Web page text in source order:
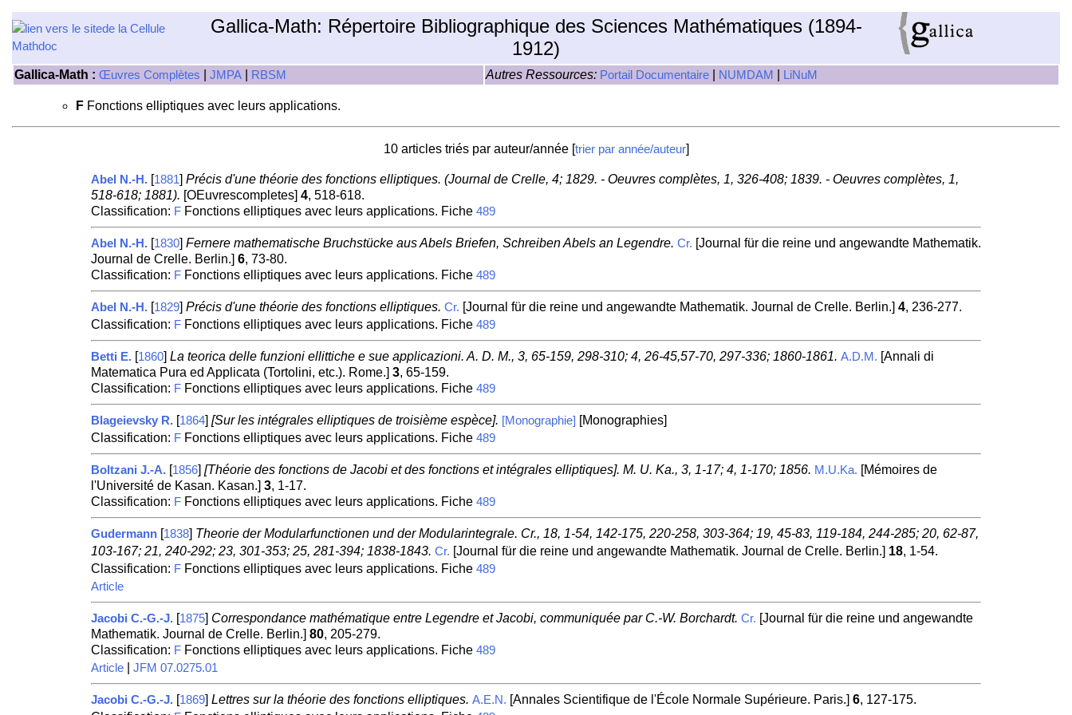
Gallica-Math: Répertoire Bibliographique des Sciences Mathématiques (1894-
1912)
Gallica-Math : Œuvres Complètes JMPA RBSM Autres Ressources: Portail Documentaire NUMDAM LiNuM
F Fonctions elliptiques avec leurs applications.
10 articles triés par auteur/année [trier par année/auteur]
Abel N.-H. [1881] Précis d'une théorie des fonctions elliptiques. (Journal de Crelle, 4; 1829. - Oeuvres complètes, 1, 326-408; 1839. - Oeuvres complètes, 1,
518-618; 1881). [OEuvrescompletes] 4, 518-618.
Classification: FFonctions elliptiques avec leurs applications. Fiche 489
Abel N.-H. [1830] Fernere mathematische Bruchstücke aus Abels Briefen, Schreiben Abels an Legendre. Cr. [Journal für die reine und angewandte Mathematik.
Journal de Crelle. Berlin.] 6, 73-80.
Classification: FFonctions elliptiques avec leurs applications. Fiche 489
Abel N.-H. [1829] Précis d'une théorie des fonctions elliptiques. Cr. [Journal für die reine und angewandte Mathematik. Journal de Crelle. Berlin.] 4, 236-277.
Classification: FFonctions elliptiques avec leurs applications. Fiche 489
Betti E. [1860] La teorica delle funzioni ellittiche e sue applicazioni. A. D. M., 3, 65-159, 298-310; 4, 26-45,57-70, 297-336; 1860-1861. A.D.M. [Annali di
Matematica Pura ed Applicata (Tortolini, etc.). Rome.] 3, 65-159.
Classification: FFonctions elliptiques avec leurs applications. Fiche 489
Blageievsky R. [1864] [Sur les intégrales elliptiques de troisième espèce]. [Monographie] [Monographies]
Classification: FFonctions elliptiques avec leurs applications. Fiche 489
Boltzani J.-A. [1856] [Théorie des fonctions de Jacobi et des fonctions et intégrales elliptiques]. M. U. Ka., 3, 1-17; 4, 1-170; 1856. M.U.Ka. [Mémoires de
l'Université de Kasan. Kasan.] 3, 1-17.
Classification: FFonctions elliptiques avec leurs applications. Fiche 489
Gudermann [1838] Theorie der Modularfunctionen und der Modularintegrale. Cr., 18, 1-54, 142-175, 220-258, 303-364; 19, 45-83, 119-184, 244-285; 20, 62-87,
103-167; 21, 240-292; 23, 301-353; 25, 281-394; 1838-1843. Cr. [Journal für die reine und angewandte Mathematik. Journal de Crelle. Berlin.] 18, 1-54.
Classification: FFonctions elliptiques avec leurs applications. Fiche 489
Article
Jacobi C.-G.-J. [1875] Correspondance mathématique entre Legendre et Jacobi, communiquée par C.-W. Borchardt. Cr. [Journal für die reine und angewandte
Mathematik. Journal de Crelle. Berlin.] 80, 205-279.
Classification: FFonctions elliptiques avec leurs applications. Fiche 489
Article| JFM 07.0275.01
Jacobi C.-G.-J. [1869] Lettres sur la théorie des fonctions elliptiques. A.E.N. [Annales Scientifique de l'École Normale Supérieure. Paris.] 6, 127-175.